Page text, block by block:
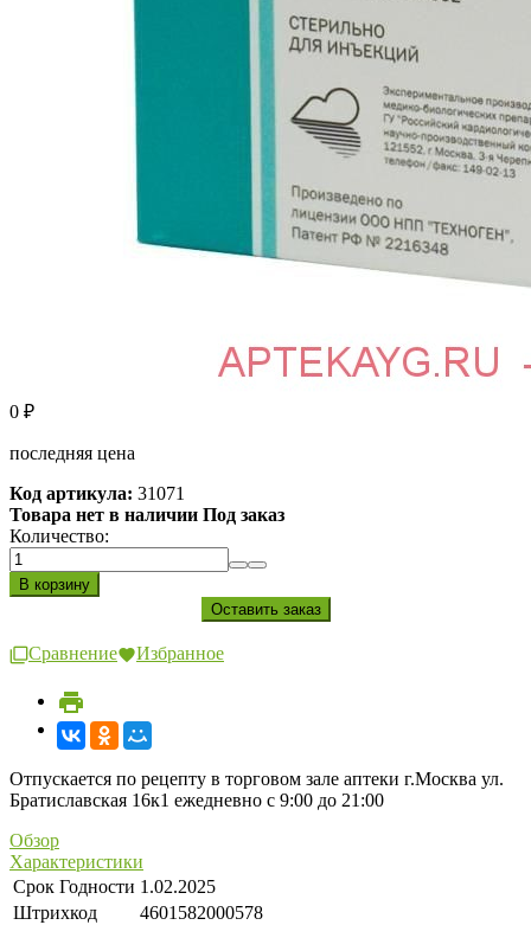
0 ₽
последняя цена
Код артикула: 31071
Товара нет в наличии Под заказ
Количество:
Сравнение Избранное
Отпускается по рецепту в торговом зале аптеки г.Москва ул.
Братиславская 16к1 ежедневно с 9:00 до 21:00
Обзор
Характеристики
Срок Годности 1.02.2025
Штрихкод
4601582000578